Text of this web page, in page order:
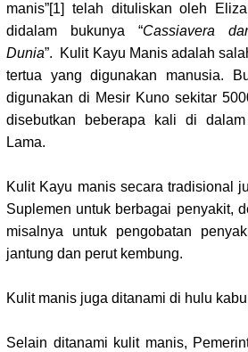
manis”[1]
telah dituliskan oleh
didalam bukunya “Cassiavera
Dunia”.
Kulit Kayu Manis adalah
tertua yang digunakan manusia.
digunakan di Mesir Kuno sekitar
disebutkan beberapa kali di
Lama.
Kulit Kayu manis secara tradisional
Suplemen untuk berbagai penyakit,
misalnya untuk pengobatan
jantung dan perut kembung.
Kulit manis juga ditanami di hulu
Selain ditanami kulit manis,